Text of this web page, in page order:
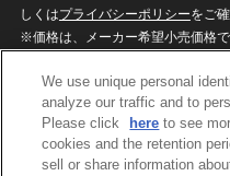
しくはプライバシーポリシーをご
※価格は、メーカー希望小売価格で
ざいますのでご了承ください。
privacypolicy
We use unique personal
analyze our traffic and to
Please click
here to see
cookies and the retention
sell or share information